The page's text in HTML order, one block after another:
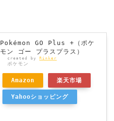
Pokémon GO Plus +（ポケ
モン ゴー プラスプラス）
created by Rinker
ポケモン
Amazon 楽天市場
Yahooショッピング